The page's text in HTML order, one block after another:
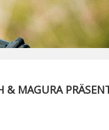
& MAGURA